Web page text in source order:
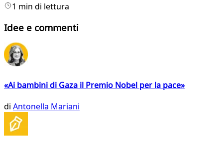
1 min di lettura
Idee e commenti
«Ai bambini di Gaza il Premio Nobel per la pace»
di Antonella Mariani